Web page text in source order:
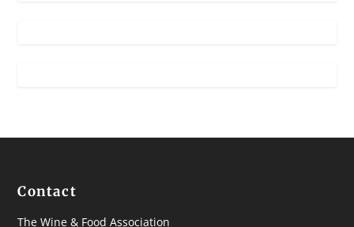
Contact
The Wine & Food Association